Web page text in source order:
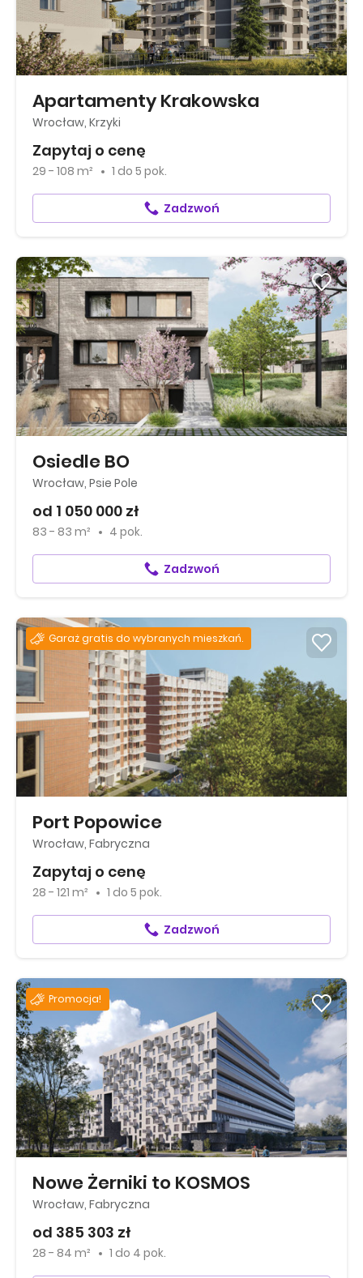
Apartamenty Krakowska
Wrocław, Krzyki
Zapytaj o cenę
29 - 108 m² 1 do 5 pok.
Zadzwoń
Osiedle BO
Wrocław, Psie Pole
od 1 050 000 zł
83 - 83 m² 4 pok.
Zadzwoń
Garaż gratis do wybranych mieszkań.
Port Popowice
Wrocław, Fabryczna
Zapytaj o cenę
28 - 121 m² 1 do 5 pok.
Zadzwoń
Promocja!
Nowe Żerniki to KOSMOS
Wrocław, Fabryczna
od 385 303 zł
28 - 84 m² 1 do 4 pok.